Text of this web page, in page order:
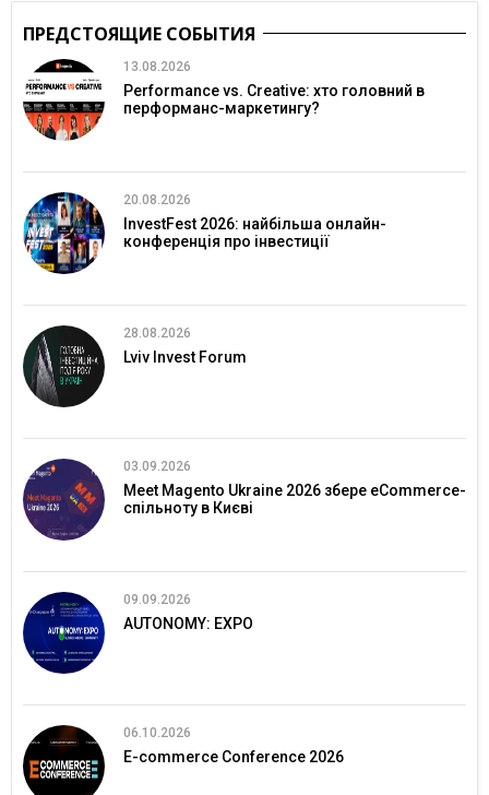
ПРЕДСТОЯЩИЕ СОБЫТИЯ
13.08.2026
Performance vs. Creative: хто головний в
перформанс-маркетингу?
20.08.2026
InvestFest 2026: найбільша онлайн-
конференція про інвестиції
28.08.2026
Lviv Invest Forum
03.09.2026
Meet Magento Ukraine 2026 збере eCommerce-
спільноту в Києві
09.09.2026
AUTONOMY: EXPO
06.10.2026
E-commerce Conference 2026